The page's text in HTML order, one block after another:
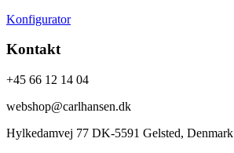
Konfigurator
Kontakt
+45 66 12 14 04
webshop@carlhansen.dk
Hylkedamvej 77 DK-5591 Gelsted, Denmark